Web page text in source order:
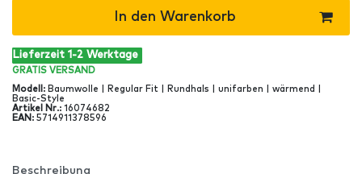
In den Warenkorb
Lieferzeit 1-2 Werktage
GRATIS VERSAND
Modell : Baumwolle | Regular Fit | Rundhals | unifarben | wärmend |
Basic-Style
Artikel Nr.: 16074682
EAN : 5714911378596
Beschreibung